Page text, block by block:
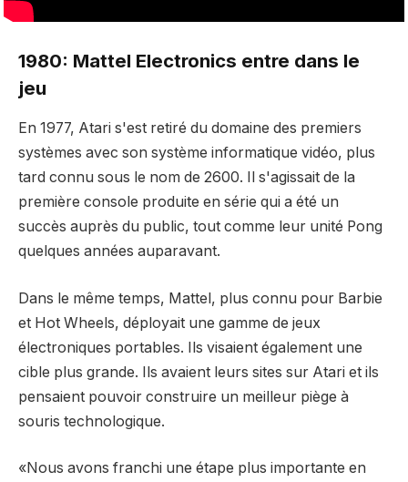
1980: Mattel Electronics entre dans le
jeu
En 1977, Atari s'est retiré du domaine des premiers
systèmes avec son système informatique vidéo, plus
tard connu sous le nom de 2600. Il s'agissait de la
première console produite en série qui a été un
succès auprès du public, tout comme leur unité Pong
quelques années auparavant.
Dans le même temps, Mattel, plus connu pour Barbie
et Hot Wheels, déployait une gamme de jeux
électroniques portables. Ils visaient également une
cible plus grande. Ils avaient leurs sites sur Atari et ils
pensaient pouvoir construire un meilleur piège à
souris technologique.
«Nous avons franchi une étape plus importante en